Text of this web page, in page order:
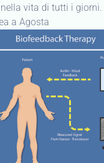
vita di tutti i giorni.
a Agosta